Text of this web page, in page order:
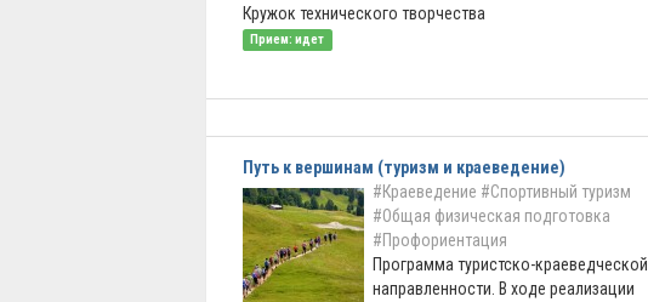
Кружок технического творчества
Прием: идет
Путь к вершинам (туризм и краеведение)
#Краеведение #Спортивный туризм
#Общая физическая подготовка
#Профориентация
Программа туристско-краеведческой
направленности. В ходе реализации